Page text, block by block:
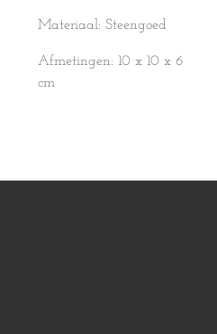
Materiaal: Steengoed
Afmetingen: 10 x 10 x 6
cm